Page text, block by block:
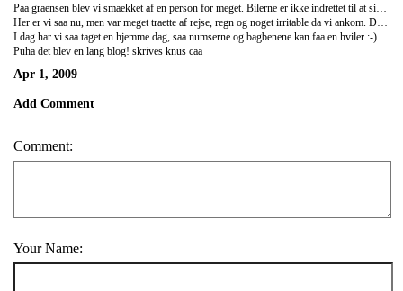
Paa graensen blev vi smaekket af en person for meget. Bilerne er ikke indrettet til at side 5 mennesker i, saa det resulterede jo i at Camilla endte paa gierkassen med benene i meget ubekvemt bagvendt stilling....glimrende! Vi blev smaekket af i Trevelin (Argentna), hvor det var solskin og varm. 20min senere tog vi saa bussen videre til Esquel, hvor vi havde en enkel overnatning inden turen gik til Bariloche.
Her er vi saa nu, men var meget traette af rejse, regn og noget irritable da vi ankom. Det kunne ikke rigtig gaa hurtigt nok med at komme ud og gaa en lang tur. Derfor tog vi en trekkingtur paa 5 timer igaar og saa det hele for oven. Det var bare flot med udsigt over en stor soe med oeer midt i det tyrkise vand....og dejlig solskin. Lige hvad vi havde brug for.
I dag har vi saa taget en hjemme dag, saa numserne og bagbenene kan faa en hviler :-)
Puha det blev en lang blog! skrives knus caa
Apr 1, 2009
Add Comment
Comment:
Your Name: